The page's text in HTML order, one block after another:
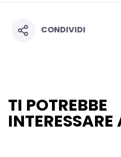
CONDIVIDI
TI POTREBBE
your personal data for all the